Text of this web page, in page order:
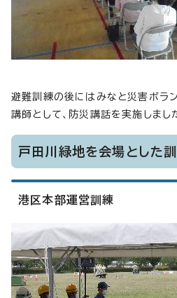
避難訓練の後にはみなと災害ボラン
講師として、防災講話を実施しまし
戸田川緑地を会場とした
港区本部運営訓練